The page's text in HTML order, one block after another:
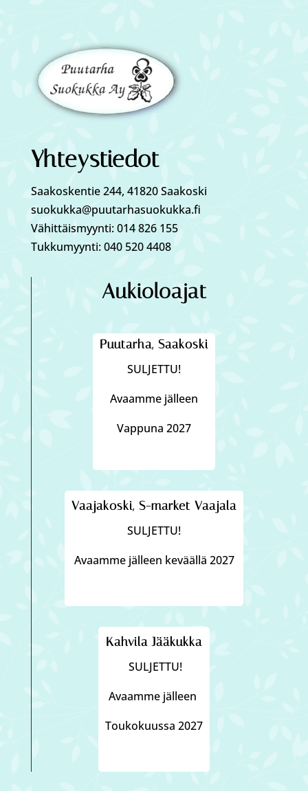
Yhteystiedot
Saakoskentie 244, 41820 Saakoski
suokukka@puutarhasuokukka.fi
Vähittäismyynti: 014 826 155
Tukkumyynti: 040 520 4408
Aukioloajat
Puutarha, Saakoski
SULJETTU!
Avaamme jälleen
Vappuna 2027
Vaajakoski, S-market Vaajala
SULJETTU!
Avaamme jälleen keväällä 2027
Kahvila Jääkukka
SULJETTU!
Avaamme jälleen
Toukokuussa 2027